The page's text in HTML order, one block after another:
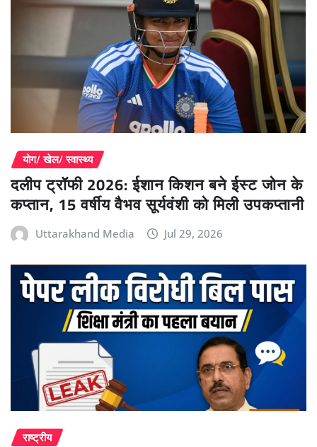
योग/ खेल/ स्वास्थ्य
दलीप ट्रॉफी 2026: ईशान किशन बने ईस्ट जोन के
कप्तान, 15 वर्षीय वैभव सूर्यवंशी को मिली उपकप्तानी
Uttarakhand Media Jul 29, 2026
राष्ट्रीय